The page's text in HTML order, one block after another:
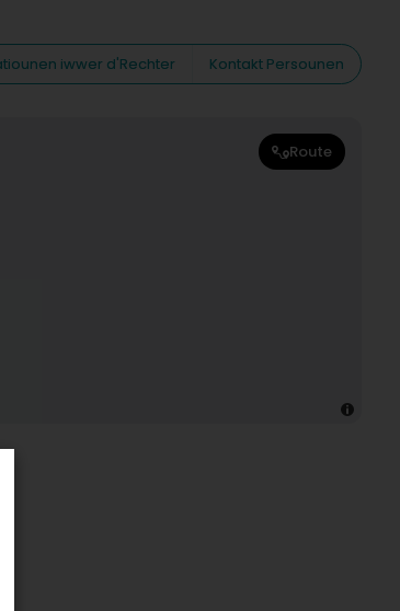
iwwer d'Rechter
Kontakt Persounen
Route